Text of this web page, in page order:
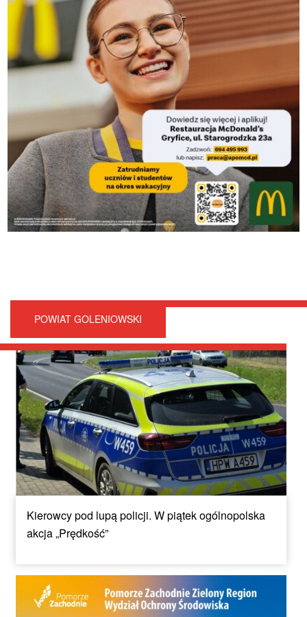
POWIAT GOLENIOWSKI
Kierowcy pod lupą policji. W piątek ogólnopolska
akcja „Prędkość”